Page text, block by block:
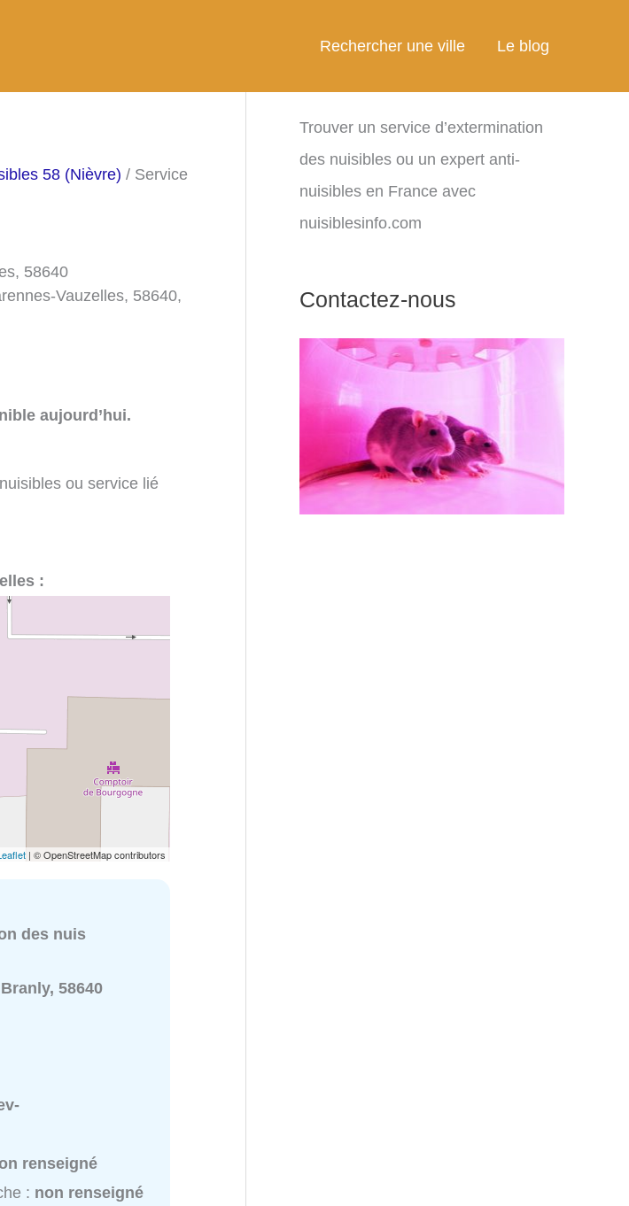
Rechercher une ville Le blog
58 (Nièvre) / Service
58640
Vauzelles, 58640,
aujourd’hui.
ou service lié
:
| © OpenStreetMap contributors
des nuis
58640
renseigné
: non renseigné
Trouver un service d’extermination
des nuisibles ou un expert anti-
nuisibles en France avec
nuisiblesinfo.com
Contactez-nous